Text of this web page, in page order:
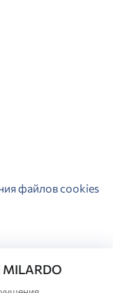
файлов cookies